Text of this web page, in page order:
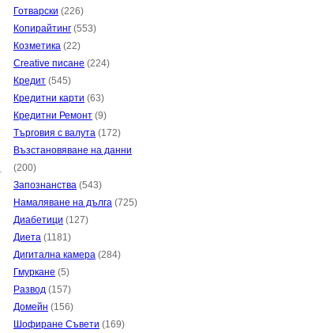
Готварски (226)
Копирайтинг (553)
Козметика (22)
Creative писане (224)
Кредит (545)
Кредитни карти (63)
Кредитни Ремонт (9)
Търговия с валута (172)
Възстановяване на данни
(200)
Запознанства (543)
Намаляване на дълга (725)
Диабетици (127)
Диета (1181)
Дигитална камера (284)
Гмуркане (5)
Развод (157)
Домейн (156)
Шофиране Съвети (169)